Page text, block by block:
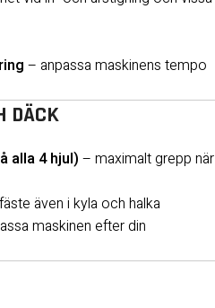
– anpassa maskinens tempo
DÄCK
alla 4 hjul) – maximalt grepp när
även i kyla och halka
maskinen efter din